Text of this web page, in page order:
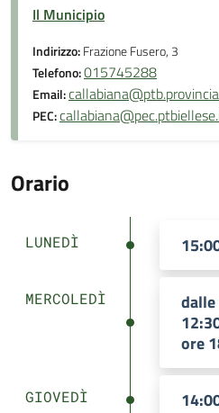
Il Municipio
Indirizzo:Frazione Fusero, 3
Telefono:015745288
Email:
PEC:
Orario
LUNEDÌ
MERCOLEDÌ
ore
GIOVEDÌ